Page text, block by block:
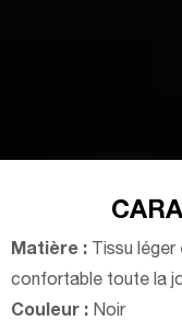
Matière : Tissu léger
confortable toute la
Couleur : Noir